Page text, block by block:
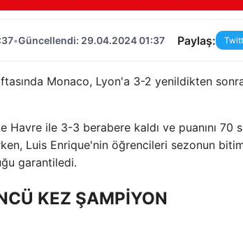
•Güncellendi: 29.04.2024 01:37 Paylaş:
Monaco, Lyon'a 3-2 yenildikten
Havre ile 3-3 berabere kaldı ve puanını 70
Luis Enrique'nin öğrencileri sezonun
garantiledi.
KEZ ŞAMPİYON